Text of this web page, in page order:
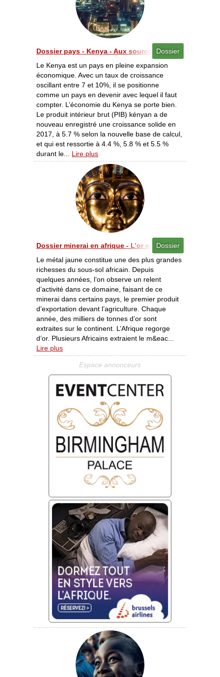
Dossier
Dossier pays - Kenya - Aux sources d’une économie
Le Kenya est un pays en pleine expansion
économique. Avec un taux de croissance
oscillant entre 7 et 10%, il se positionne
comme un pays en devenir avec lequel il faut
compter. L’économie du Kenya se porte bien.
Le produit intérieur brut (PIB) kényan a de
nouveau enregistré une croissance solide en
2017, à 5.7 % selon la nouvelle base de calcul,
et qui est ressortie à 4.4 %, 5.8 % et 5.5 %
durant le... Lire plus
Dossier
Dossier minerai en afrique - L’or en Afrique Une
Le métal jaune constitue une des plus grandes
richesses du sous-sol africain. Depuis
quelques années, l’on observe un relent
d’activité dans ce domaine, faisant de ce
minerai dans certains pays, le premier produit
d’exportation devant l’agriculture. Chaque
année, des milliers de tonnes d’or sont
extraites sur le continent. L’Afrique regorge
d’or. Plusieurs Africains extraient le m&eac...
Lire plus
Espace annonceurs